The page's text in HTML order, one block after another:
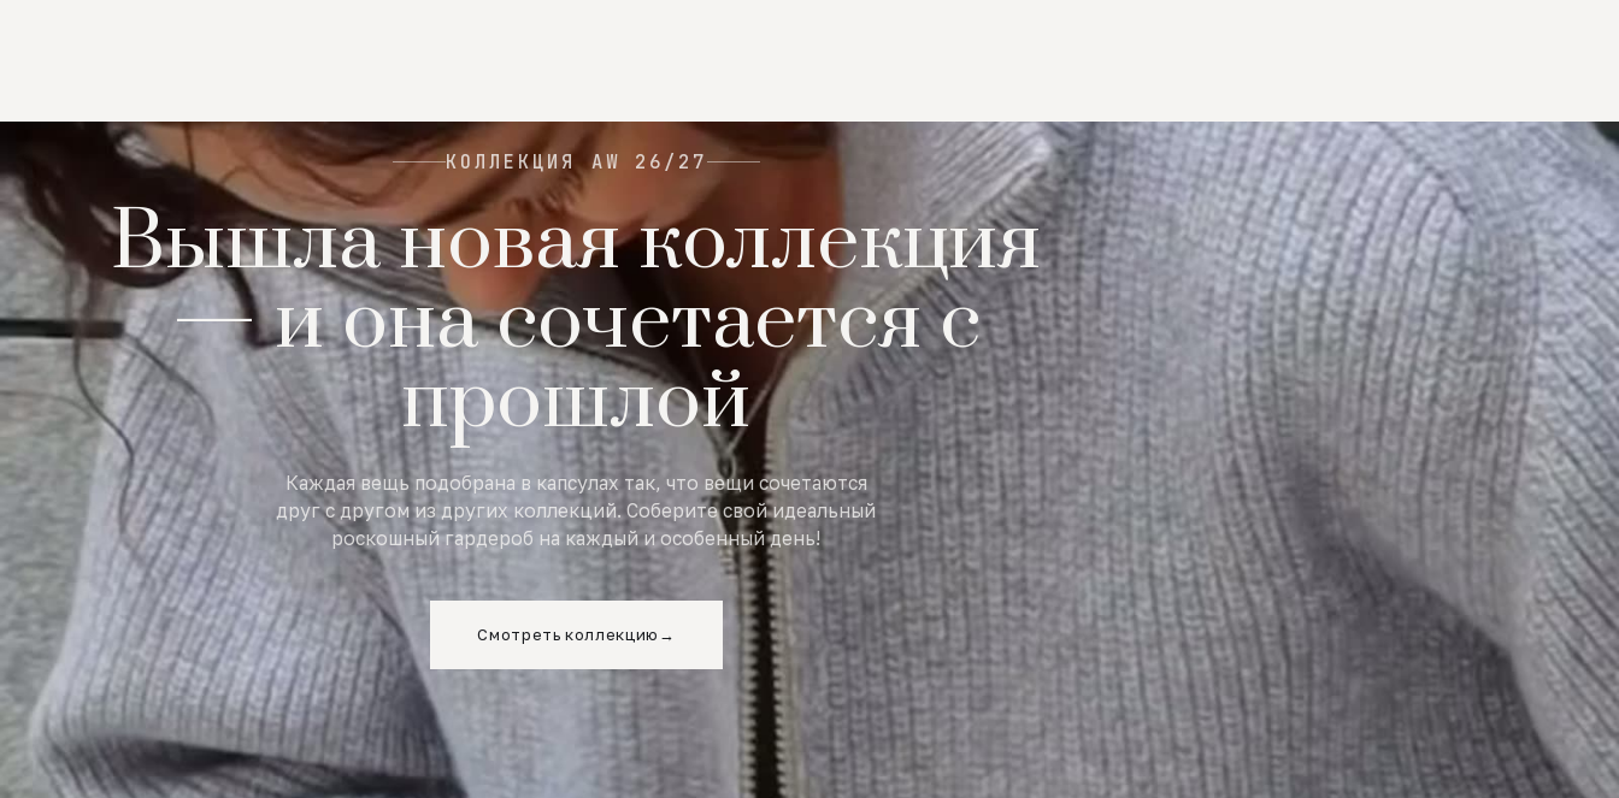
КОЛЛЕКЦИЯ AW 26/27
Вышла новая коллекция
— и она сочетается с
прошлой
Каждая вещь подобрана в капсулах так, что вещи сочетаются
друг с другом из других коллекций. Соберите свой идеальный
роскошный гардероб на каждый и особенный день!
Смотреть коллекцию →